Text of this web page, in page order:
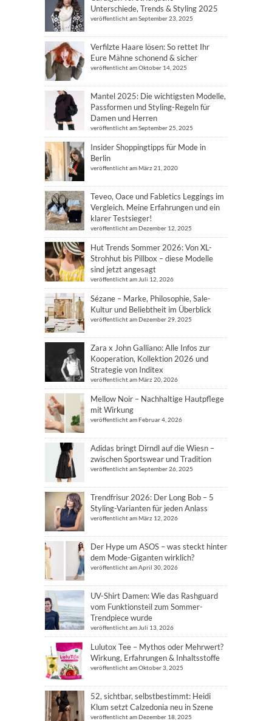
Unterschiede, Trends & Styling 2025
veröffentlicht am September 23, 2025
Verfilzte Haare lösen: So rettet Ihr
Eure Mähne schonend & sicher
veröffentlicht am Oktober 14, 2025
Mantel 2025: Die wichtigsten Modelle,
Passformen und Styling-Regeln für
Damen und Herren
veröffentlicht am September 25, 2025
Insider Shoppingtipps für Mode in
Berlin
veröffentlicht am März 21, 2020
Teveo, Oace und Fabletics Leggings im
Vergleich. Meine Erfahrungen und ein
klarer Testsieger!
veröffentlicht am Dezember 12, 2025
Hut Trends Sommer 2026: Von XL-
Strohhut bis Pillbox – diese Modelle
sind jetzt angesagt
veröffentlicht am Juli 12, 2026
Sézane – Marke, Philosophie, Sale-
Kultur und Beliebtheit im Überblick
veröffentlicht am Dezember 29, 2025
Zara x John Galliano: Alle Infos zur
Kooperation, Kollektion 2026 und
Strategie von Inditex
veröffentlicht am März 20, 2026
Mellow Noir – Nachhaltige Hautpflege
mit Wirkung
veröffentlicht am Februar 4, 2026
Adidas bringt Dirndl auf die Wiesn –
zwischen Sportswear und Tradition
veröffentlicht am September 26, 2025
Trendfrisur 2026: Der Long Bob – 5
Styling-Varianten für jeden Anlass
veröffentlicht am März 12, 2026
Der Hype um ASOS – was steckt hinter
dem Mode-Giganten wirklich?
veröffentlicht am April 30, 2026
UV-Shirt Damen: Wie das Rashguard
vom Funktionsteil zum Sommer-
Trendpiece wurde
veröffentlicht am Juli 13, 2026
Lulutox Tee – Mythos oder Mehrwert?
Wirkung, Erfahrungen & Inhaltsstoffe
veröffentlicht am Oktober 3, 2025
52, sichtbar, selbstbestimmt: Heidi
Klum setzt Calzedonia neu in Szene
veröffentlicht am Dezember 18, 2025